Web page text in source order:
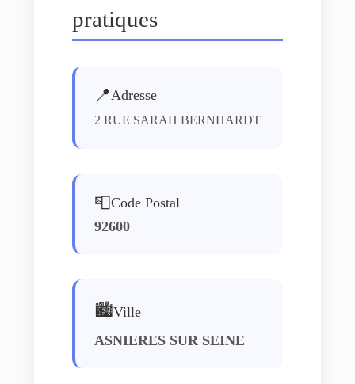
pratiques
📍Adresse
2 RUE SARAH BERNHARDT
📮Code Postal
92600
🏙️Ville
ASNIERES SUR SEINE